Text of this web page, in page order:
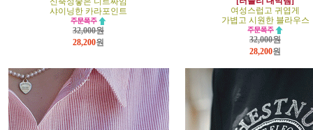
샤이닝한 카라포인트
32,000원
28,200원
여성스럽고 귀엽게
가볍고 시원한 블라우스
32,000원
28,200원